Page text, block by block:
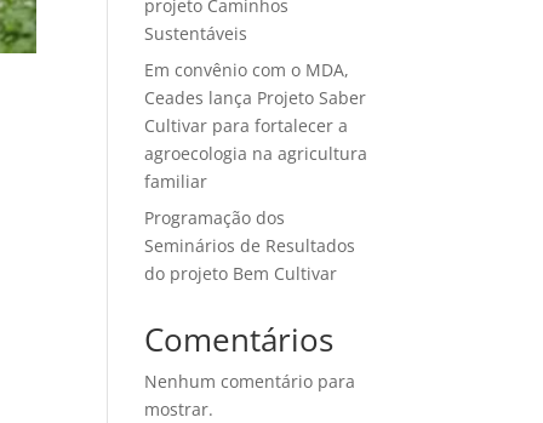
projeto Caminhos
Sustentáveis
Em convênio com o MDA,
Ceades lança Projeto Saber
Cultivar para fortalecer a
agroecologia na agricultura
familiar
Programação dos
Seminários de Resultados
do projeto Bem Cultivar
Comentários
Nenhum comentário para
mostrar.